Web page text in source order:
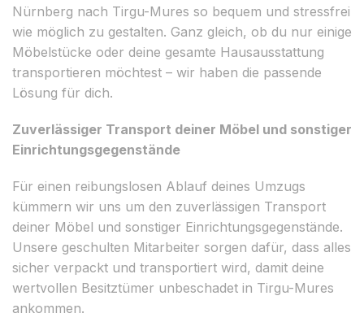
Nürnberg nach Tirgu-Mures so bequem und stressfrei
wie möglich zu gestalten. Ganz gleich, ob du nur einige
Möbelstücke oder deine gesamte Hausausstattung
transportieren möchtest – wir haben die passende
Lösung für dich.
Zuverlässiger Transport deiner Möbel und sonstiger
Einrichtungsgegenstände
Für einen reibungslosen Ablauf deines Umzugs
kümmern wir uns um den zuverlässigen Transport
deiner Möbel und sonstiger Einrichtungsgegenstände.
Unsere geschulten Mitarbeiter sorgen dafür, dass alles
sicher verpackt und transportiert wird, damit deine
wertvollen Besitztümer unbeschadet in Tirgu-Mures
ankommen.